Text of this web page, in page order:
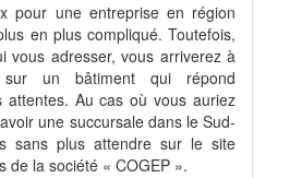
pour une entreprise en région
en plus compliqué. Toutefois,
vous adresser, vous arriverez à
un bâtiment qui répond
attentes. Au cas où vous auriez
une succursale dans le Sud-
sans plus attendre sur le site
de la société « COGEP ».